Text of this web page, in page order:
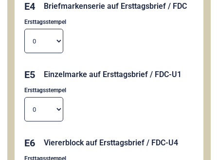
E4 Briefmarkenserie auf Ersttagsbrief / FDC
Ersttagsstempel
E5 Einzelmarke auf Ersttagsbrief / FDC-U1
Ersttagsstempel
E6 Viererblock auf Ersttagsbrief / FDC-U4
Ersttagsstempel